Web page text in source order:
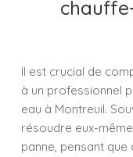
Il est crucial de
à un professionnel
eau à Montreuil.
résoudre eux-
panne, pensant